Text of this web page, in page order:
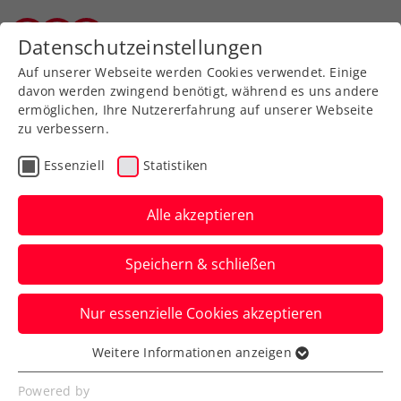
Zurück zur Newsübersicht
Turniere
Erste Bank Open:
Erler/Miedler drehen
Auftaktmatch in Wien
Österreichs Spitzenteam steht beim ATP-
500-Heimturnier im Doppel im
Viertelfinale.
Verfasst von: Manuel Wachta, 23.10.2024
Datenschutzeinstellungen
Auf unserer Webseite werden Cookies verwendet. Einige
davon werden zwingend benötigt, während es uns andere
ermöglichen, Ihre Nutzererfahrung auf unserer Webseite
zu verbessern.
Essenziell Statistiken
Alle akzeptieren
Speichern & schließen
Nur essenzielle Cookies akzeptieren
Essenziell
Essenzielle Cookies werden für grundlegende
Weitere Informationen anzeigen
Powered by